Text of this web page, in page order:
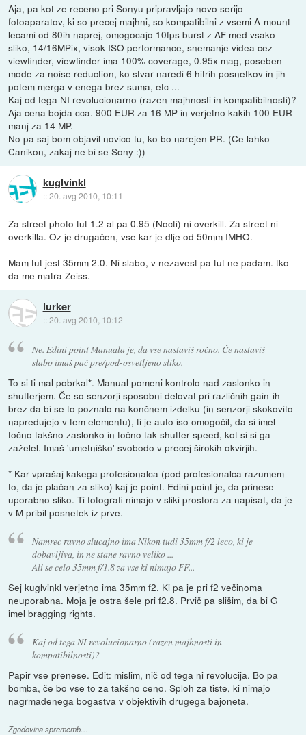
Aja, pa kot ze receno pri Sonyu pripravljajo novo serijo
fotoaparatov, ki so precej majhni, so kompatibilni z vsemi A-mount
lecami od 80ih naprej, omogocajo 10fps burst z AF med vsako
sliko, 14/16MPix, visok ISO performance, snemanje videa cez
viewfinder, viewfinder ima 100% coverage, 0.95x mag, poseben
mode za noise reduction, ko stvar naredi 6 hitrih posnetkov in jih
potem merga v enega brez suma, etc ...
Kaj od tega NI revolucionarno (razen majhnosti in kompatibilnosti)?
Aja cena bojda cca. 900 EUR za 16 MP in verjetno kakih 100 EUR
manj za 14 MP.
No pa saj bom objavil novico tu, ko bo narejen PR. (Ce lahko
Canikon, zakaj ne bi se Sony :))
kuglvinkl
::20. avg 2010, 10:11
Za street photo tut 1.2 al pa 0.95 (Nocti) ni overkill. Za street ni
overkilla. Oz je drugačen, vse kar je dlje od 50mm IMHO.
Mam tut jest 35mm 2.0. Ni slabo, v nezavest pa tut ne padam. tko
da me matra Zeiss.
lurker
::20. avg 2010, 10:12
Ne. Edini point Manuala je, da vse nastaviš ročno. Če nastaviš
slabo imaš pač pre/pod-osvetljeno sliko.
To si ti mal pobrkal*. Manual pomeni kontrolo nad zaslonko in
shutterjem. Če so senzorji sposobni delovat pri različnih gain-ih
brez da bi se to poznalo na končnem izdelku (in senzorji skokovito
napredujejo v tem elementu), ti je auto iso omogočil, da si imel
točno takšno zaslonko in točno tak shutter speed, kot si si ga
zaželel. Imaš 'umetniško' svobodo v precej širokih okvirjih.
* Kar vprašaj kakega profesionalca (pod profesionalca razumem
to, da je plačan za sliko) kaj je point. Edini point je, da prinese
uporabno sliko. Ti fotografi nimajo v sliki prostora za napisat, da je
v M pribil posnetek iz prve.
Namrec ravno slucajno ima Nikon tudi 35mm f/2 leco, ki je
dobavljiva, in ne stane ravno veliko ...
Ali se celo 35mm f/1.8 za vse ki nimajo FF...
Sej kuglvinkl verjetno ima 35mm f2. Ki pa je pri f2 večinoma
neuporabna. Moja je ostra šele pri f2.8. Prvič pa slišim, da bi G
imel bragging rights.
Kaj od tega NI revolucionarno (razen majhnosti in
kompatibilnosti)?
Papir vse prenese. Edit: mislim, nič od tega ni revolucija. Bo pa
bomba, če bo vse to za takšno ceno. Sploh za tiste, ki nimajo
nagrmadenega bogastva v objektivih drugega bajoneta.
Zgodovina sprememb…